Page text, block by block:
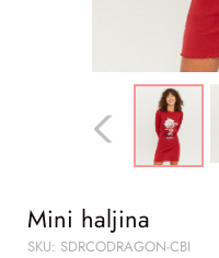
Mini haljina
SKU: SDRCODRAGON-CBI